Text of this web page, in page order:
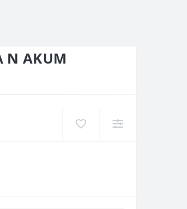
AKUM